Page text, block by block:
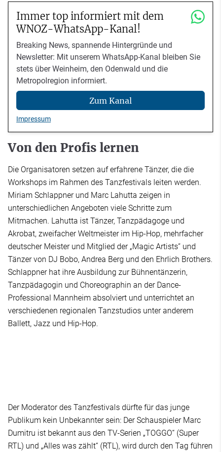
Immer top informiert mit dem
WNOZ-WhatsApp-Kanal!
Breaking News, spannende Hintergründe und
Newsletter: Mit unserem WhatsApp-Kanal bleiben Sie
stets über Weinheim, den Odenwald und die
Metropolregion informiert.
Zum Kanal
Impressum
Von den Profis lernen
Die Organisatoren setzen auf erfahrene Tänzer, die die
Workshops im Rahmen des Tanzfestivals leiten werden.
Miriam Schlappner und Marc Lahutta zeigen in
unterschiedlichen Angeboten viele Schritte zum
Mitmachen. Lahutta ist Tänzer, Tanzpädagoge und
Akrobat, zweifacher Weltmeister im Hip-Hop, mehrfacher
deutscher Meister und Mitglied der „Magic Artists“ und
Tänzer von DJ Bobo, Andrea Berg und den Ehrlich Brothers.
Schlappner hat ihre Ausbildung zur Bühnentänzerin,
Tanzpädagogin und Choreographin an der Dance-
Professional Mannheim absolviert und unterrichtet an
verschiedenen regionalen Tanzstudios unter anderem
Ballett, Jazz und Hip-Hop.
Der Moderator des Tanzfestivals dürfte für das junge
Publikum kein Unbekannter sein: Der Schauspieler Marc
Dumitru ist bekannt aus den TV-Serien „TOGGO“ (Super
RTL) und „Alles was zählt“ (RTL), wird durch den Tag führen